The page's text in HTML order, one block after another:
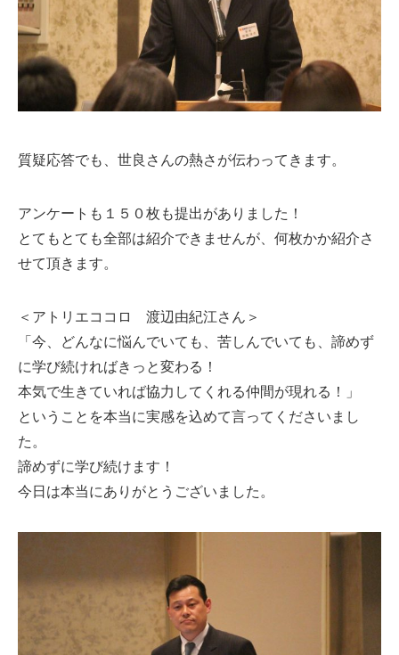
質疑応答でも、世良さんの熱さが伝わってきます。
アンケートも１５０枚も提出がありました！
とてもとても全部は紹介できませんが、何枚かか紹介さ
せて頂きます。
＜アトリエココロ 渡辺由紀江さん＞
「今、どんなに悩んでいても、苦しんでいても、諦めず
に学び続ければきっと変わる！
本気で生きていれば協力してくれる仲間が現れる！」
ということを本当に実感を込めて言ってくださいまし
た。
諦めずに学び続けます！
今日は本当にありがとうございました。